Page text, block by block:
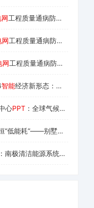
网工程质量通病防治手册 第一册：变电土建工程
网工程质量通病防治手册 第二册：变
网工程质量通病防治手册 第四册：配网工程
智能经济新形态： 智能
心PPT ：全球气候治理与企业绿色低碳转型机遇
耗”——别墅好房子的实践与思考
：南极清洁能源系统的风机出力预测与优化运行研究